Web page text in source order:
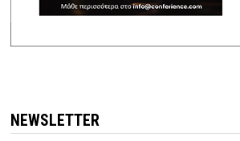
NEWSLETTER